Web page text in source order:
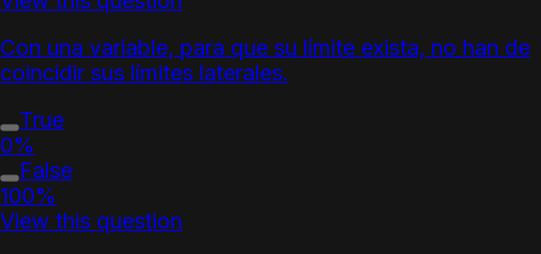
Con una variable, para que su límite exista, no han de
coincidir sus límites laterales.
True
0%
False
100%
View this question